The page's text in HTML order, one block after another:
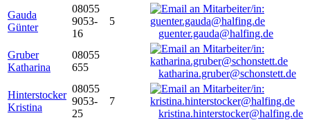
Gauda
Günter
08055
9053-
16
5
guenter.gauda@halfing.de
Gruber
Katharina
08055
655
katharina.gruber@schonstett.de
Hinterstocker
Kristina
08055
9053-
25
7
kristina.hinterstocker@halfing.de